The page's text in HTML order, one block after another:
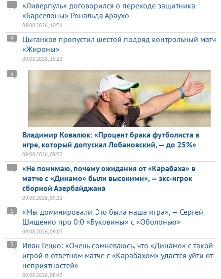
«Ливерпуль» договорился о переходе защитника
«Барселоны» Рональда Араухо
09.08.2026, 10:34
Цыганков пропустил шестой подряд контрольный матч
«Жироны»
4
09.08.2026, 10:13
Владимир Ковалюк: «Процент брака футболиста в
игре, который допускал Лобановский, — до 25%»
3
09.08.2026, 09:52
«Не понимаю, почему ожидания от «Карабаха» в
матче с «Динамо» были высокими», — экс-игрок
сборной Азербайджана
09.08.2026, 09:31
«Мы доминировали. Это была наша игра», — Сергей
Шищенко про 0:0 «Буковины» с «Оболонью»
1
09.08.2026, 09:07
Иван Гецко: «Очень сомневаюсь, что «Динамо» с такой
игрой в ответном матче с «Карабахом» удастся уйти от
неприятностей»
5
09.08.2026, 08:43